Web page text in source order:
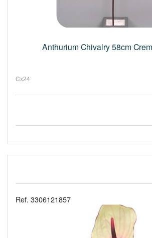
Anthurium Chivalry 58cm
Cx24
Ref. 3306121857